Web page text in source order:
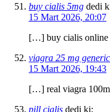
buy cialis 5mg dedi
15 Mart 2026, 20:07
[…] buy cialis
viagra 25 mg
15 Mart 2026, 19:43
[…] real viagra
pill cialis dedi ki: